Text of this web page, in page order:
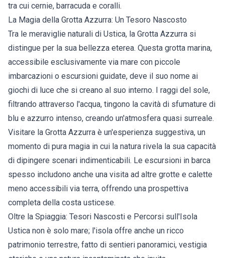
tra cui cernie, barracuda e coralli.
La Magia della Grotta Azzurra: Un Tesoro Nascosto
Tra le meraviglie naturali di Ustica, la Grotta Azzurra si
distingue per la sua bellezza eterea. Questa grotta marina,
accessibile esclusivamente via mare con piccole
imbarcazioni o escursioni guidate, deve il suo nome ai
giochi di luce che si creano al suo interno. I raggi del sole,
filtrando attraverso l'acqua, tingono la cavità di sfumature di
blu e azzurro intenso, creando un'atmosfera quasi surreale.
Visitare la Grotta Azzurra è un'esperienza suggestiva, un
momento di pura magia in cui la natura rivela la sua capacità
di dipingere scenari indimenticabili. Le escursioni in barca
spesso includono anche una visita ad altre grotte e calette
meno accessibili via terra, offrendo una prospettiva
completa della costa usticese.
Oltre la Spiaggia: Tesori Nascosti e Percorsi sull'Isola
Ustica non è solo mare; l'isola offre anche un ricco
patrimonio terrestre, fatto di sentieri panoramici, vestigia